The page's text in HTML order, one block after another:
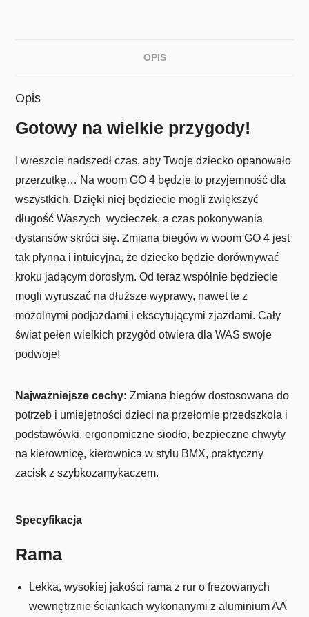
OPIS
Opis
Gotowy na wielkie przygody!
I wreszcie nadszedł czas, aby Twoje dziecko opanowało
przerzutkę… Nawoom GO 4 będzie to przyjemność dla
wszystkich. Dzięki niej będziecie mogli zwiększyć
długość Waszych wycieczek, a czas pokonywania
dystansów skróci się. Zmiana biegów wwoom GO 4 jest
tak płynna i intuicyjna, że dziecko będzie dorównywać
kroku jadącym dorosłym. Od teraz wspólnie będziecie
mogli wyruszać na dłuższe wyprawy, nawet te z
mozolnymi podjazdami i ekscytującymi zjazdami. Cały
świat pełen wielkich przygód otwiera dla WAS swoje
podwoje!
Najważniejsze cechy: Zmiana biegów dostosowana do
potrzeb i umiejętności dzieci na przełomie przedszkola i
podstawówki, ergonomiczne siodło, bezpieczne chwyty
na kierownicę, kierownica w stylu BMX, praktyczny
zacisk z szybkozamykaczem.
Specyfikacja
Rama
Lekka, wysokiej jakości rama z rur o frezowanych
wewnętrznie ściankach wykonanymi z aluminium AA